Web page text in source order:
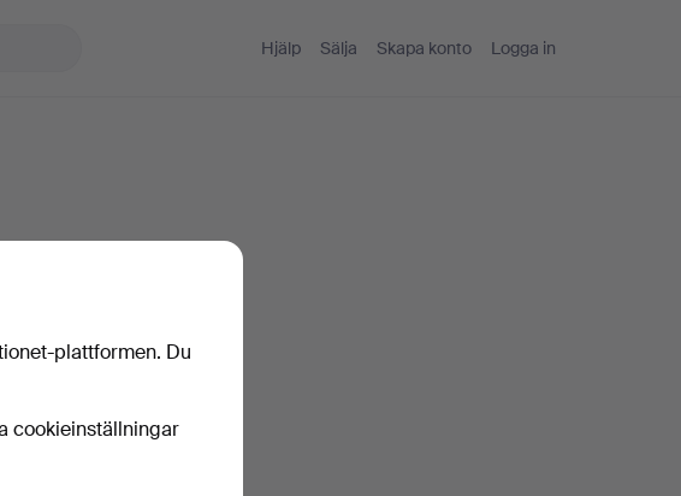
Hjälp Sälja Skapa konto Logga in
plattformen. Du
cookieinställningar